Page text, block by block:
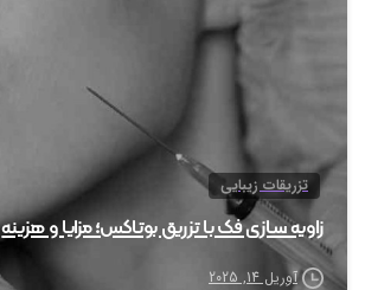
تزریقات زیبایی
زاویه سازی فک با تزریق بوتاکس؛ مزایا و هزینه
آوریل 14, 2025